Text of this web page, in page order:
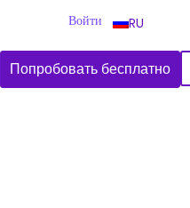
Войти RU
Попробовать бесплатно